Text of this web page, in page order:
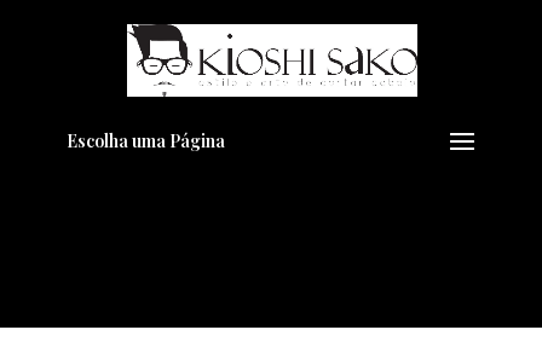
Escolha uma Página
Pensando em transformar seu
Visual??